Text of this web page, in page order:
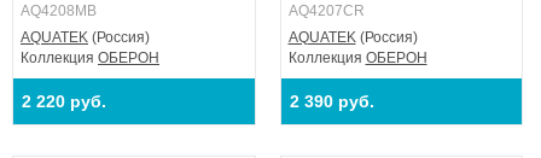
AQ4208MB
AQUATEK (Россия)
Коллекция ОБЕРОН
2 220 руб.
AQ4207CR
AQUATEK(Россия)
Коллекция ОБЕРОН
2 390 руб.